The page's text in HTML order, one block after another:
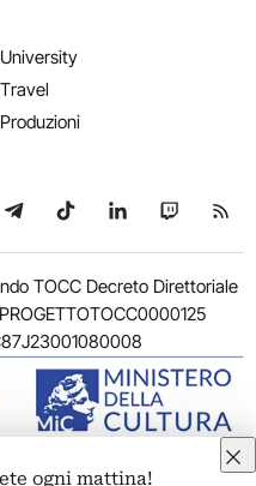
University
Travel
Produzioni
su WhatsApp
Seguici su Telegram
Seguici su TikTok
Seguici su
Seguici
TOCC Decreto Direttoriale
ogni mattina!